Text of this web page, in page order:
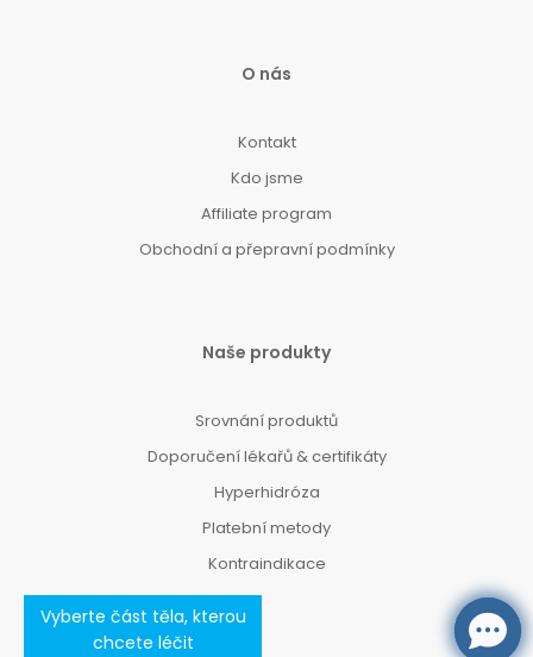
Vyberte část těla, kterou
chcete léčit
O nás
Kontakt
Kdo jsme
Affiliate program
Obchodní a přepravní podmínky
Naše produkty
Srovnání produktů
Doporučení lékařů & certifikáty
Hyperhidróza
Platební metody
Kontraindikace